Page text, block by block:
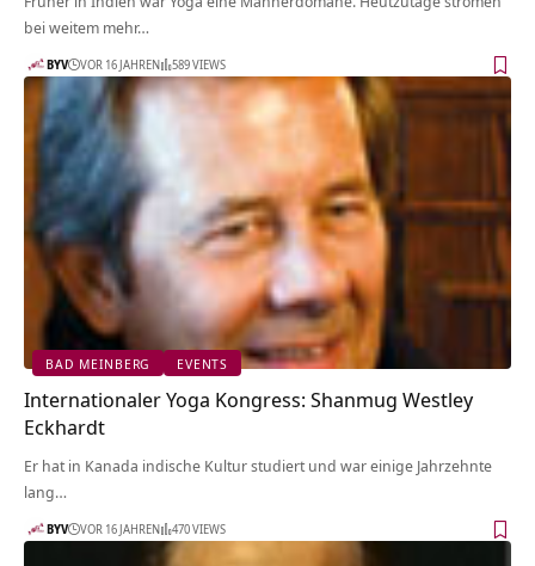
bei weitem mehr…
BYV VOR 16 JAHREN 589 VIEWS
BAD MEINBERG EVENTS
Internationaler Yoga Kongress: Shanmug Westley
Eckhardt
Er hat in Kanada indische Kultur studiert und war einige Jahrzehnte
lang…
BYV VOR 16 JAHREN 470 VIEWS